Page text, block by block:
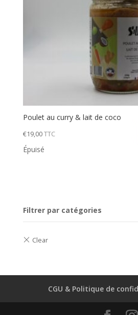
Poulet au curry & lait de coco
€19,00TTC
Épuisé
Filtrer par catégories
CGU & Politique de